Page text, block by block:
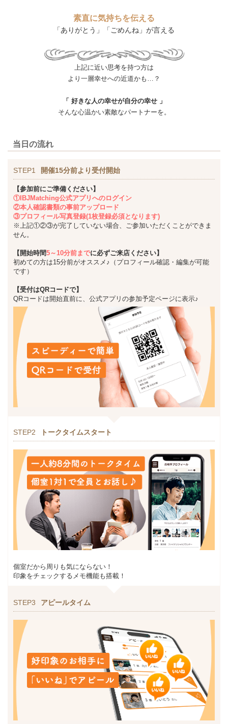
素直に気持ちを伝える
「ありがとう」「ごめんね」が言える
上記に近い思考を持つ方は
より一層幸せへの近道かも…？
「 好きな人の幸せが自分の幸せ 」
そんな心温かい素敵なパートナーを。
当日の流れ
STEP1 開催15分前より受付開始
【参加前にご準備ください】
①IBJMatching公式アプリへのログイン
②本人確認書類の事前アップロード
③プロフィール写真登録(1枚登録必須となります)
※上記①②③が完了していない場合、ご参加いただくことができま
せん。
【開始時間5～10分前までに必ずご来店ください】
初めての方は15分前がオススメ♪（プロフィール確認・編集が可能
です）
【受付はQRコードで】
QRコードは開始直前に、公式アプリの参加予定ページに表示♪
STEP2 トークタイムスタート
個室だから周りも気にならない！
印象をチェックするメモ機能も搭載！
STEP3 アピールタイム